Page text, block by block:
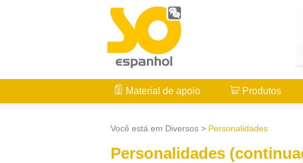
Material de apoio Produtos
Você está em Diversos > Personalidades
Personalidades